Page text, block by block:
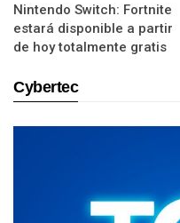
Nintendo Switch: Fortnite
estará disponible a partir
de hoy totalmente gratis
Cybertec